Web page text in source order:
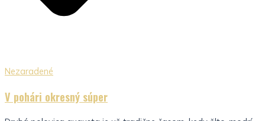
Nezaradené
V pohári okresný súper